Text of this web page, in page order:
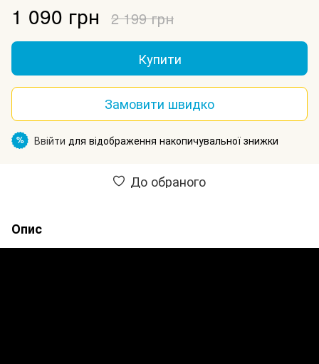
1 090 грн 2 199 грн
Купити
Замовити швидко
% Ввійти для відображення накопичувальної знижки
До обраного
Опис